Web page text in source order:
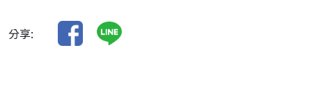
分享: